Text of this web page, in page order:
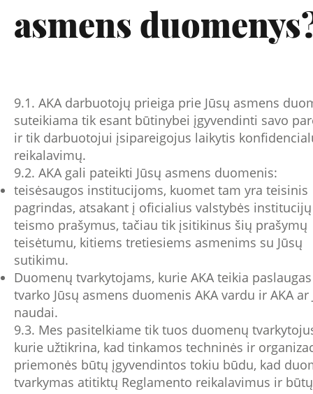
asmens
9.1. AKA darbuotojų prieiga prie Jūsų asmens
suteikiama tik esant būtinybei įgyvendinti savo
ir tik darbuotojui įsipareigojus laikytis
reikalavimų.
9.2. AKA gali pateikti Jūsų asmens duomenis:
teisėsaugos institucijoms, kuomet tam yra teisinis
pagrindas, atsakant į oficialius valstybės
teismo prašymus, tačiau tik įsitikinus šių prašymų
teisėtumu, kitiems tretiesiems asmenims su Jūsų
sutikimu.
Duomenų tvarkytojams, kurie AKA teikia
tvarko Jūsų asmens duomenis AKA vardu ir AKA ar
naudai.
9.3. Mes pasitelkiame tik tuos duomenų
kurie užtikrina, kad tinkamos techninės ir
priemonės būtų įgyvendintos tokiu būdu, kad
tvarkymas atitiktų Reglamento reikalavimus ir būtų